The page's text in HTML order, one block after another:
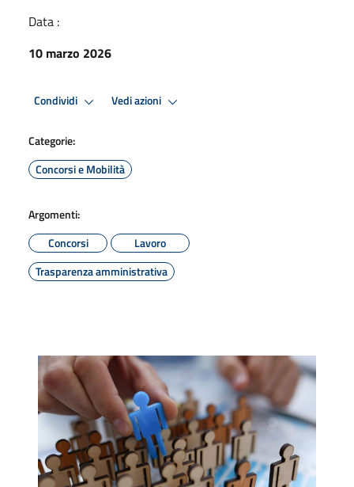
Data :
10 marzo 2026
Condividi Vedi azioni
Categorie:
Concorsi e Mobilità
Argomenti:
Concorsi
Lavoro
Trasparenza amministrativa